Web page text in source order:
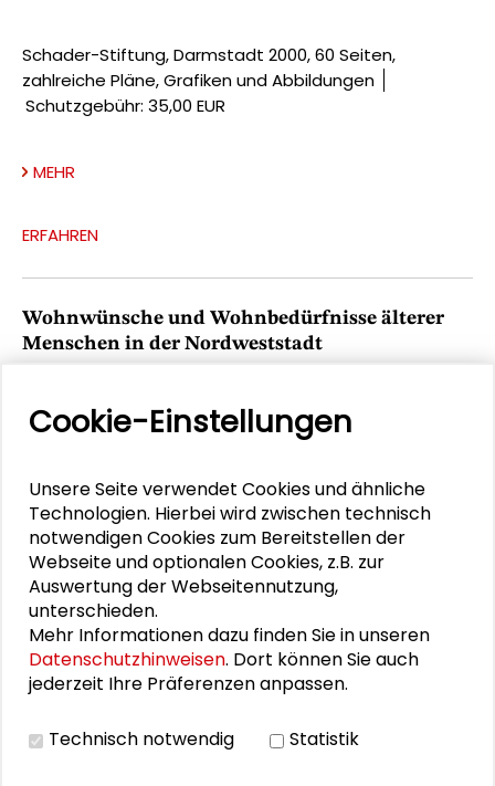
Schader-Stiftung, Darmstadt 2000, 60 Seiten,
zahlreiche Pläne, Grafiken und Abbildungen
Schutzgebühr: 35,00 EUR
MEHR
ERFAHREN
Wohnwünsche und Wohnbedürfnisse älterer
Menschen in der Nordweststadt
Demonstrativprojekt Demographischer Wandel.
>Schader-Stiftung (Hrsg.)
Schader-Stiftung, Darmstadt 1999, 46 Seiten
Schutzgebühr: kostenfrei
MEHR
ERFAHREN
DOWNLOAD PUBLIKATION
12 NÄCHSTE
Cookie-Einstellungen
Unsere Seite verwendet Cookies und ähnliche
Technologien. Hierbei wird zwischen technisch
notwendigen Cookies zum Bereitstellen der
Webseite und optionalen Cookies, z.B. zur
Auswertung der Webseitennutzung,
unterschieden.
Mehr Informationen dazu finden Sie in unseren
Datenschutzhinweisen. Dort können Sie auch
jederzeit Ihre Präferenzen anpassen.
Technisch notwendig Statistik